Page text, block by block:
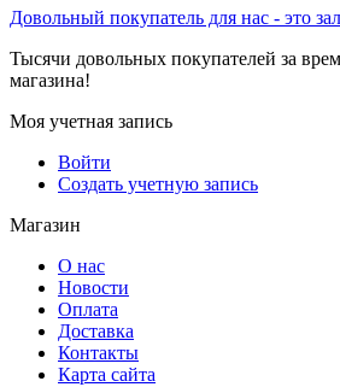
Довольный покупатель для нас - это
Тысячи довольных покупателей за
магазина!
Моя учетная запись
Войти
Создать учетную запись
Магазин
О нас
Новости
Оплата
Доставка
Контакты
Карта сайта